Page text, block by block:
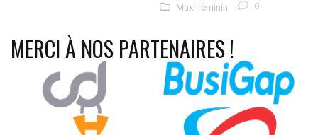
Maxi féminin 0
MERCI À NOS PARTENAIRES !